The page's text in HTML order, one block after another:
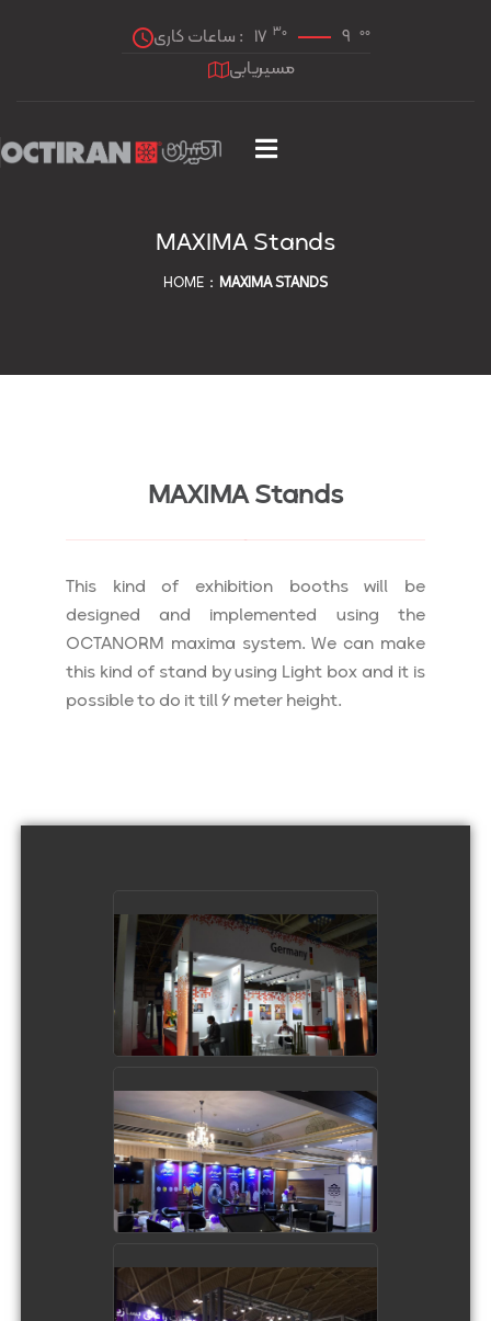
ساعات کاری : 17 30 9 00
مسیریابی
MAXIMA Stands
HOME MAXIMA STANDS
MAXIMA Stands
This kind of exhibition booths will be
designed and implemented using the
OCTANORM maxima system. We can make
this kind of stand by using Light box and it is
possible to do it till 6 meter height.